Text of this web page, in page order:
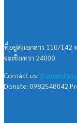
ที่อยู่ส่งเอกสาร 110/142
ฉะเชิงเทรา 24000
Contact us:
Donate: 0982548042